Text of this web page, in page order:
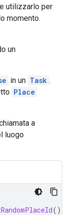
utilizzarlo per
momento.
un
in un Task .
Place
a
luogo
()